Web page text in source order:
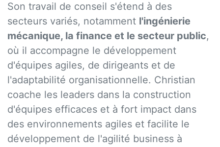
Son travail de conseil s'étend à des
secteurs variés, notamment l'ingénierie
mécanique, la finance et le secteur public,
où il accompagne le développement
d'équipes agiles, de dirigeants et de
l'adaptabilité organisationnelle. Christian
coache les leaders dans la construction
d'équipes efficaces et à fort impact dans
des environnements agiles et facilite le
développement de l'agilité business à